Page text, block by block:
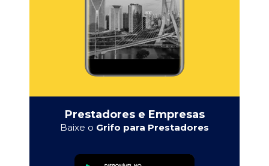
Prestadores e Empresas
Baixe o Grifo para Prestadores